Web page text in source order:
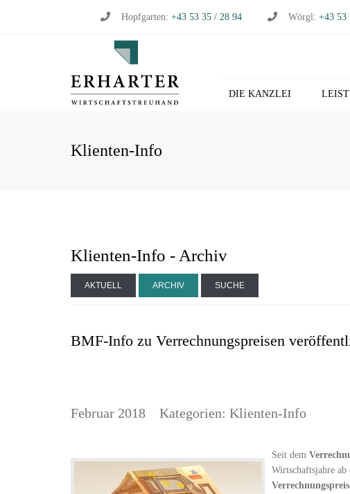
Hopfgarten: +43 53 35 / 28 94 Wörgl: +43 53
DIE KANZLEI
Klienten-Info
Klienten-Info - Archiv
AKTUELL ARCHIV SUCHE
BMF-Info zu Verrechnungspreisen
Februar 2018 Kategorien: Klienten-Info
Seit dem
Wirtschaftsjahre